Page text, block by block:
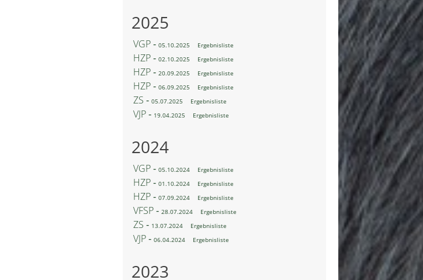
2025
VGP ‐ 05.10.2025 Ergebnisliste
HZP ‐ 02.10.2025 Ergebnisliste
HZP ‐ 20.09.2025 Ergebnisliste
HZP ‐ 06.09.2025 Ergebnisliste
ZS ‐ 05.07.2025 Ergebnisliste
VJP ‐ 19.04.2025 Ergebnisliste
2024
VGP ‐ 05.10.2024 Ergebnisliste
HZP ‐ 01.10.2024 Ergebnisliste
HZP ‐ 07.09.2024 Ergebnisliste
VFSP ‐ 28.07.2024 Ergebnisliste
ZS ‐ 13.07.2024 Ergebnisliste
VJP ‐ 06.04.2024 Ergebnisliste
2023